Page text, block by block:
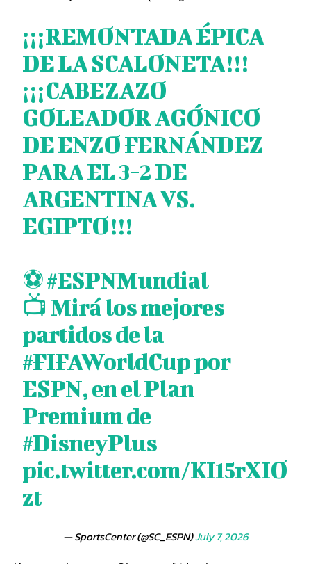
¡¡¡REMONTADA ÉPICA
DE LA SCALONETA!!!
¡¡¡CABEZAZO
GOLEADOR AGÓNICO
DE ENZO FERNÁNDEZ
PARA EL 3-2 DE
ARGENTINA VS.
EGIPTO!!!
⚽#ESPNMundial
📺 Mirá los mejores
partidos de la
#FIFAWorldCuppor
ESPN, en el Plan
Premium de
#DisneyPlus
pic.twitter.com/KI15rXIO
zt
— SportsCenter (@SC_ESPN)July 7, 2026